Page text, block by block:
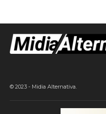
© 2023 - Midia Alternativa.